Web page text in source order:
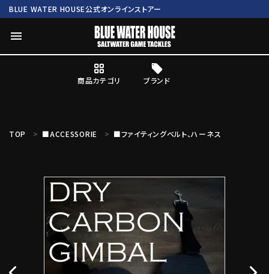
BLUE WATER HOUSE公式オンラインストアー
menu
商品カテゴリ ブランド
Mc works BWH ORIGINAL ITEM
商品カテゴリ
TOP ■ACCESSORIE ■ファイティングベルト、ハーネス